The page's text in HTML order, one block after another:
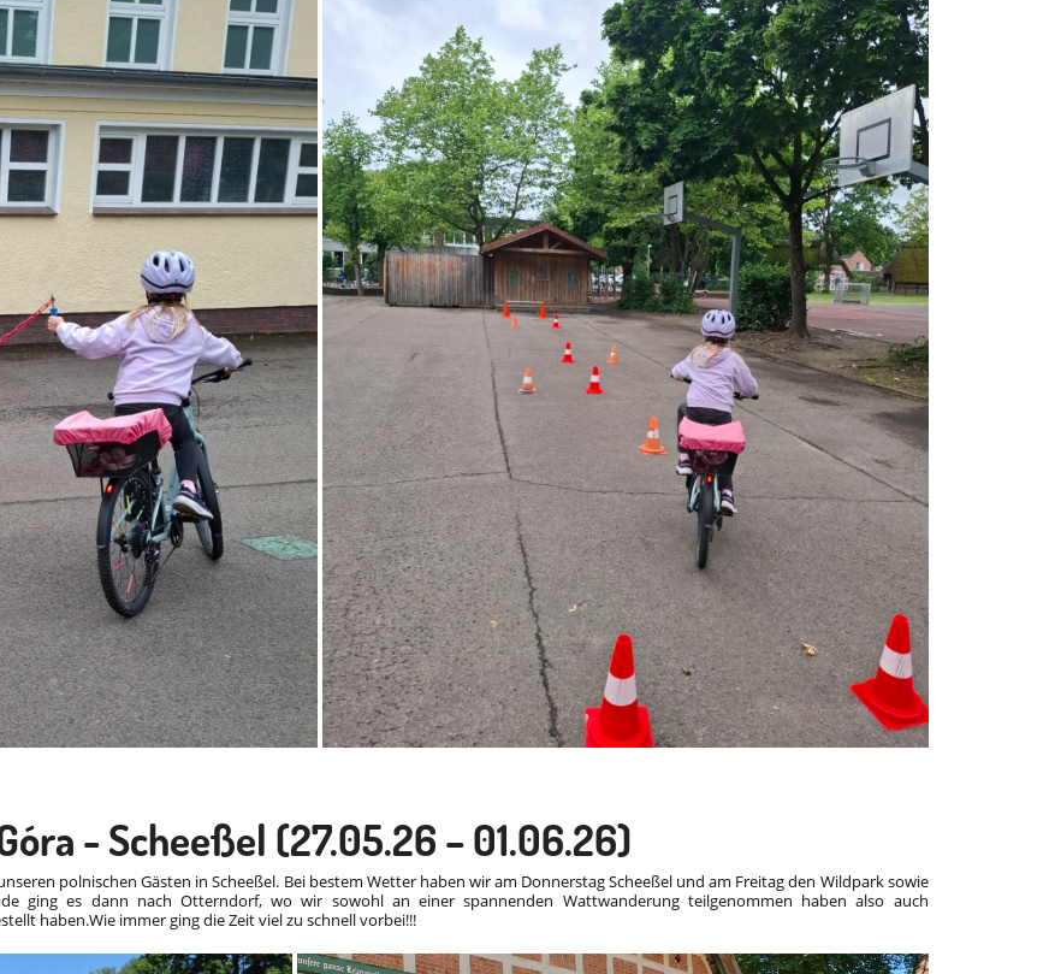
- Scheeßel (27.05.26 – 01.06.26)
polnischen Gästen in Scheeßel. Bei bestem Wetter haben wir am Donnerstag Scheeßel und am Freitag den Wildpark sowie
ging es dann nach Otterndorf, wo wir sowohl an einer spannenden Wattwanderung teilgenommen haben also auch
haben.Wie immer ging die Zeit viel zu schnell vorbei!!!